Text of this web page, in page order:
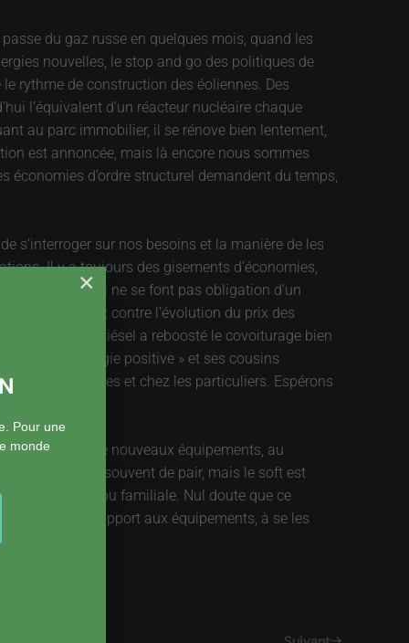
du gaz russe en quelques mois, quand les
nouvelles, le stop and go des politiques de
rythme de construction des éoliennes. Des
l’équivalent d’un réacteur nucléaire chaque
au parc immobilier, il se rénove bien lentement,
est annoncée, mais là encore nous sommes
économies d’ordre structurel demandent du temps,
s’interroger sur nos besoins et la manière de les
Il y a toujours des gisements d’économies,
et/ou qui ne se font pas obligation d’un
qui protestent contre l’évolution du prix des
des prix du diésel a reboosté le covoiturage bien
familles à énergie positive » et ses cousins
les entreprises et chez les particuliers. Espérons
avec de nouveaux équipements, au
Les deux vont souvent de pair, mais le soft est
ou familiale. Nul doute que ce
du recul par rapport aux équipements, à se les
×
Pour une
monde